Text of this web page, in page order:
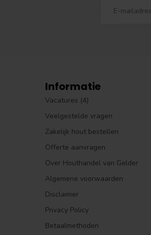
Informatie
Vacatures (4)
Veelgestelde vragen
Zakelijk hout bestellen
Offerte aanvragen
Over Houthandel van Gelder
Algemene voorwaarden
Disclaimer
Privacy Policy
Betaalmethoden